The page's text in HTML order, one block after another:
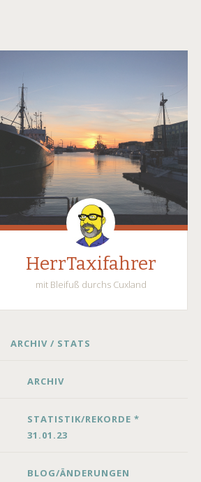
HerrTaxifahrer
mit Bleifuß durchs Cuxland
SKIP
ARCHIV / STATS
ARCHIV
STATISTIK/REKORDE *
31.01.23
BLOG/ÄNDERUNGEN